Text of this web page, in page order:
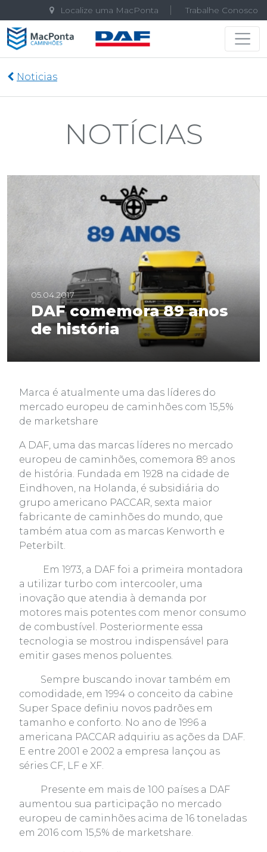
Localize uma MacPonta Trabalhe Conosco
Navegação principal
Noticias
NOTÍCIAS
05.04.2017
DAF comemora 89 anos
de história
Marca é atualmente uma das líderes do
mercado europeu de caminhões com 15,5%
de marketshare
A DAF, uma das marcas líderes no mercado
europeu de caminhões, comemora 89 anos
de história. Fundada em 1928 na cidade de
Eindhoven, na Holanda, é subsidiária do
grupo americano PACCAR, sexta maior
fabricante de caminhões do mundo, que
também atua com as marcas Kenworth e
Peterbilt.
Em 1973, a DAF foi a primeira montadora
a utilizar turbo com intercooler, uma
inovação que atendia à demanda por
motores mais potentes com menor consumo
de combustível. Posteriormente essa
tecnologia se mostrou indispensável para
emitir gases menos poluentes.
Sempre buscando inovar também em
comodidade, em 1994 o conceito da cabine
Super Space definiu novos padrões em
tamanho e conforto. No ano de 1996 a
americana PACCAR adquiriu as ações da DAF.
E entre 2001 e 2002 a empresa lançou as
séries CF, LF e XF.
Presente em mais de 100 países a DAF
aumentou sua participação no mercado
europeu de caminhões acima de 16 toneladas
em 2016 com 15,5% de marketshare.